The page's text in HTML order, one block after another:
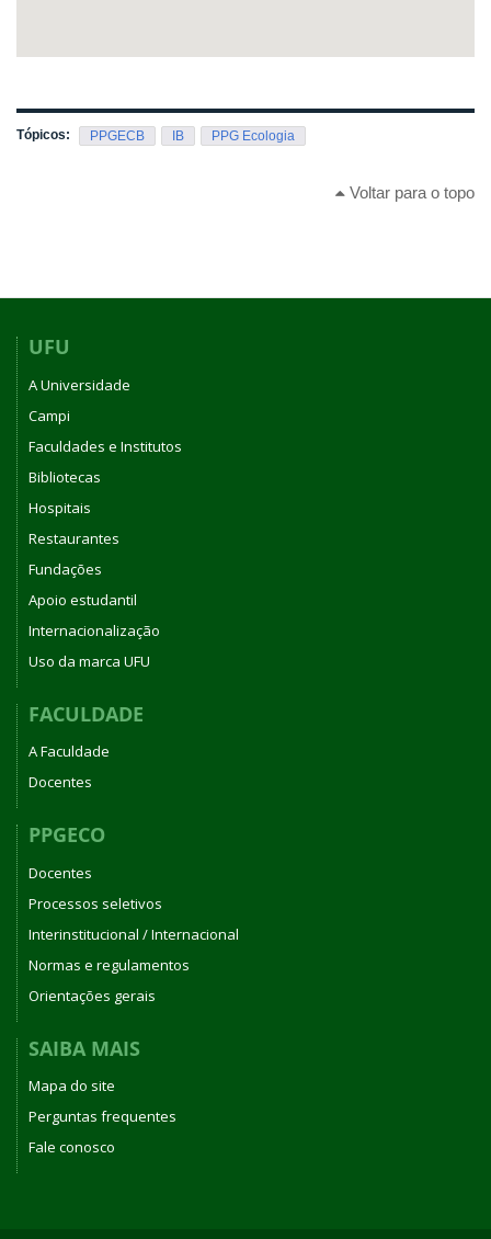
Tópicos: PPGECB IB PPG Ecologia
Voltar para o topo
UFU
A Universidade
Campi
Faculdades e Institutos
Bibliotecas
Hospitais
Restaurantes
Fundações
Apoio estudantil
Internacionalização
Uso da marca UFU
FACULDADE
A Faculdade
Docentes
PPGECO
Docentes
Processos seletivos
Interinstitucional / Internacional
Normas e regulamentos
Orientações gerais
SAIBA MAIS
Mapa do site
Perguntas frequentes
Fale conosco